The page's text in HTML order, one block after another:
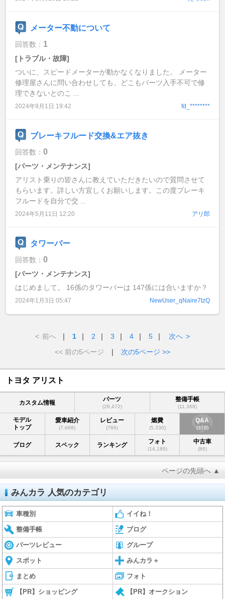
メーター不動について
回答数： 1
[トラブル・故障]
ついに、スピードメーターが動かなくなりました。 メーター
修理屋さんに問い合わせしても、どこもパーツ入手不可で修
理できないとのこ ...
2024年9月1日 19:42 fd_********
ブレーキフルード交換&エア抜き
回答数： 0
[パーツ・メンテナンス]
アリスト乗りの皆さんに教えていただきたいので質問させて
もらいます。詳しい方宜しくお願いします。この度ブレーキ
フルードを自分で交 ...
2024年5月11日 12:20 アリ郎
タワーバー
回答数： 0
[パーツ・メンテナンス]
はじめまして。 16係のタワーバーは 147係には合いますか？
2024年1月3日 05:47 NewUser_qNaire7tzQ
< 前へ ｜ 1 ｜ 2 ｜ 3 ｜ 4 ｜ 5 ｜ 次へ >
<< 前の5ページ
｜ 次の5ページ >>
トヨタ アリスト
カスタム情報 パーツ
(26,472)
整備手帳
(11,368)
モデル
トップ
愛車紹介
(7,668)
レビュー
(766)
燃費
(5,330)
Q&A
(376)
ブログ スペック ランキング フォト
(14,189)
中古車
(86)
ページの先頭へ ▲
みんカラ 人気のカテゴリ
車種別 イイね！
整備手帳 ブログ
パーツレビュー グループ
スポット みんカラ＋
まとめ フォト
【PR】ショッピング 【PR】オークション